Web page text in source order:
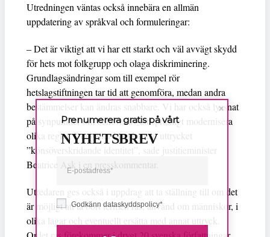
Utredningen väntas också innebära en allmän
uppdatering av språkval och formuleringar:
– Det är viktigt att vi har ett starkt och väl avvägt skydd
för hets mot folkgrupp och olaga diskriminering.
Grundlagsändringar som till exempel rör
hetslagstiftningen tar tid att genomföra, medan andra
bestämmelser kan ändras snabbare. Vi har också lyssnat
på synpunkter om behovet av att språkligt modernisera
olika regler. Det gäller bland annat uttrycket
”könsöverskridande identitet”, sade justitieminister
Beatrice Ask i en presskommentar.
Utredaren ges också i uppdrag att ta ställning till om det
är möjligt att ta bort termen ras, använd om människor, i
olika lagar och eventuellt ersätta med annat uttryck.
Godkänn dataskyddspolicy*
Prenumerera gratis på vårt
NYHETSBREV